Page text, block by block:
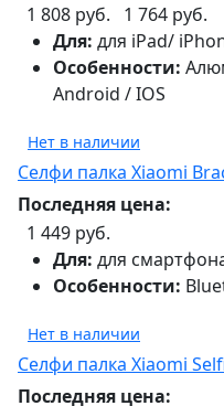
1 808 руб.
1 764 руб.
Для: для iPad/
Особенности:
Android / IOS
Нет в наличии
Селфи палка Xiaomi
Последняя цена:
1 449 руб.
Для: для
Особенности:
Нет в наличии
Селфи палка Xiaomi
Последняя цена: